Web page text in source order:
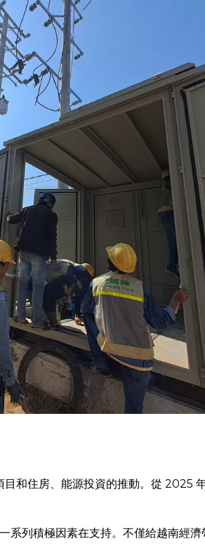
和住房、能源投資的推動。從 2025
系列積極因素在支持。不僅給越南經